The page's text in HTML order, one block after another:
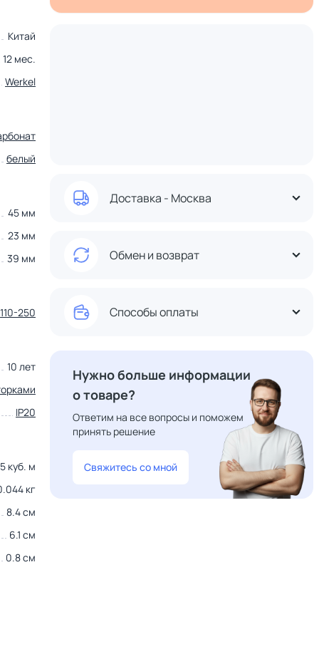
Китай
12 мес.
Werkel
белый
45 мм
23 мм
39 мм
110-250
10 лет
IP20
куб. м
кг
8.4 см
6.1 см
0.8 см
Доставка - Москва
Обмен и возврат
Способы оплаты
Нужно больше информации
о товаре?
Ответим на все вопросы и поможем
принять решение
Свяжитесь со мной